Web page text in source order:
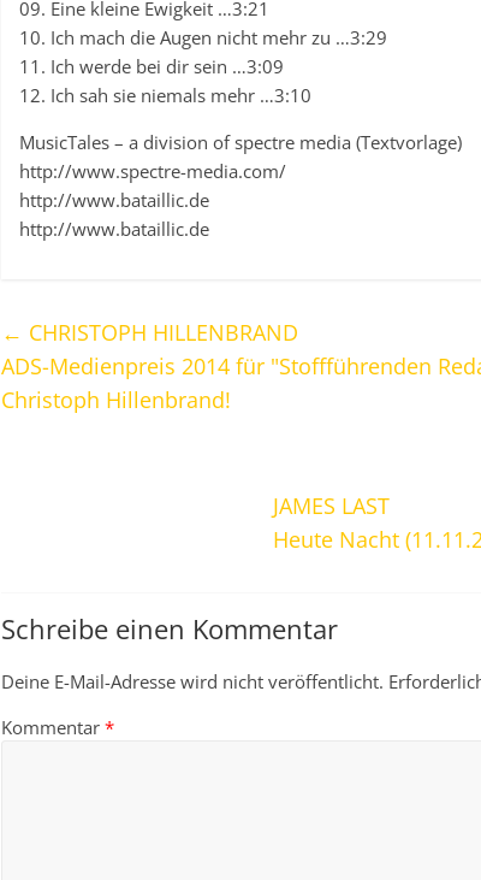
09. Eine kleine Ewigkeit …3:21
10. Ich mach die Augen nicht mehr zu …3:29
11. Ich werde bei dir sein …3:09
12. Ich sah sie niemals mehr …3:10
MusicTales – a division of spectre media (Textvorlage)
http://www.spectre-media.com/
http://www.bataillic.de
http://www.bataillic.de
← CHRISTOPH HILLENBRAND
ADS-Medienpreis 2014 für "Stoffführenden
Christoph Hillenbrand!
JAMES LAST
Heute Nacht
Schreibe einen Kommentar
Deine E-Mail-Adresse wird nicht veröffentlicht.
Kommentar *